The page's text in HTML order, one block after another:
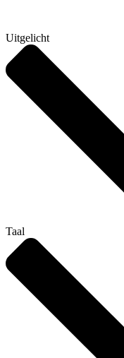
Uitgelicht
Taal